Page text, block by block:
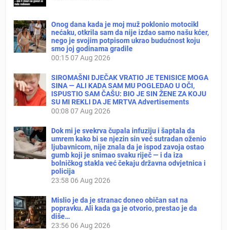
Onog dana kada je moj muž poklonio motocikl
nećaku, otkrila sam da nije izdao samo našu kćer,
nego je svojim potpisom ukrao budućnost koju
smo joj godinama gradile
00:1507 Aug 2026
SIROMAŠNI DJEČAK VRATIO JE TENISICE MOGA
SINA — ALI KADA SAM MU POGLEDAO U OČI,
ISPUSTIO SAM ČAŠU: BIO JE SIN ŽENE ZA KOJU
SU MI REKLI DA JE MRTVA Advertisements
00:08 07 Aug 2026
Dok mi je svekrva čupala infuziju i šaptala da
umrem kako bi se njezin sin već sutradan oženio
ljubavnicom, nije znala da je ispod zavoja ostao
gumb koji je snimao svaku riječ — i da iza
bolničkog stakla već čekaju državna odvjetnica i
policija
23:58 06 Aug 2026
Mislio je da je stranac doneo običan sat na
popravku. Ali kada ga je otvorio, prestao je da
diše…
23:56 06 Aug 2026